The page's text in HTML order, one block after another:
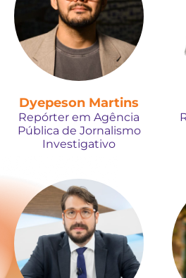
Dyepeson Martins
Repórter em Agência
Pública de Jornalismo
Investigativo